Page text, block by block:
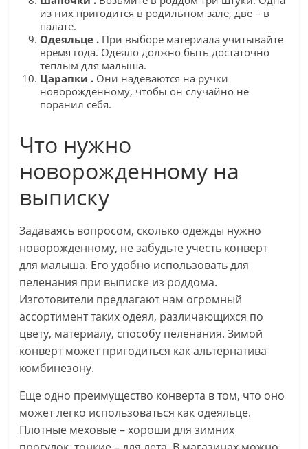
из них пригодится в родильном зале, две – в
палате.
Одеяльце . При выборе материала учитывайте
время года. Одеяло должно быть достаточно
теплым для малыша.
Царапки . Они надеваются на ручки
новорожденному, чтобы он случайно не
поранил себя.
Что нужно
новорожденному на
выписку
Задаваясь вопросом, сколько одежды нужно
новорожденному, не забудьте учесть конверт
для малыша. Его удобно использовать для
пеленания при выписке из роддома.
Изготовители предлагают нам огромный
ассортимент таких одеял, различающихся по
цвету, материалу, способу пеленания. Зимой
конверт может пригодиться как альтернатива
комбинезону.
Еще одно преимущество конверта в том, что оно
может легко использоваться как одеяльце.
Плотные меховые – хороши для зимних